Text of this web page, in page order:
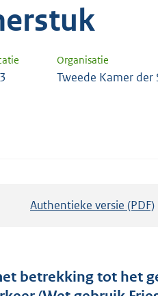
Organisatie
Tweede Kamer der
Authentieke versie (PDF)
betrekking tot het